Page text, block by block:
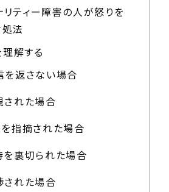
ティー障害の人が怒りを
法
解する
を返さない場合
された場合
指摘された場合
を裏切られた場合
された場合